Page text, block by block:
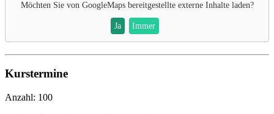
Möchten Sie von GoogleMapsbereitgestellte externe Inhalte laden?
Ja Immer
Kurstermine
Anzahl: 100